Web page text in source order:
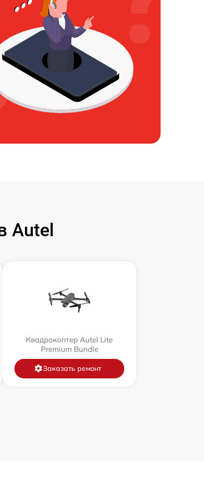
Autel
Квадрокоптер Autel Lite
Premium Bundle
Заказать ремонт